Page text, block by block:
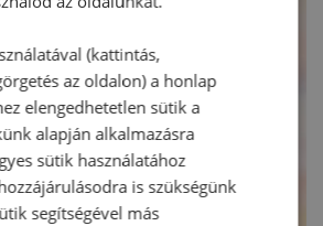
(kattintás,
az oldalon) a honlap
elengedhetetlen sütik a
alapján alkalmazásra
sütik használatához
is szükségünk
segítségével más